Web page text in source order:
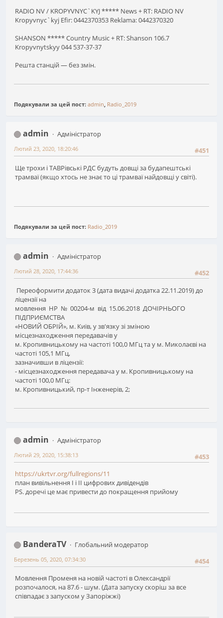
RADIO NV / KROPYVNYC`KYJ ***** News + RT: RADIO NV
Kropyvnyc`kyj Efir: 0442370353 Reklama: 0442370320
SHANSON ***** Country Music + RT: Shanson 106.7
Kropyvnytskyy 044 537-37-37
Решта станцій — без змін.
Подякували за цей пост: admin, Radio_2019
admin
Адміністратор
#451
Лютий 23, 2020, 18:20:46
Ще трохи і ТАВРівські РДС будуть довщі за будапештські
трамваї (якщо хтось не знає то ці трамваї найдовщі у світі).
Подякували за цей пост: Radio_2019
admin
Адміністратор
#452
Лютий 28, 2020, 17:44:36
Переоформити додаток 3 (дата видачі додатка 22.11.2019) до
ліцензії на
мовлення НР № 00204-м від 15.06.2018 ДОЧІРНЬОГО
ПІДПРИЄМСТВА
«НОВИЙ ОБРІЙ», м. Київ, у зв'язку зі зміною
місцезнаходження передавачів у
м. Кропивницькому на частоті 100,0 МГц та у м. Миколаєві на
частоті 105,1 МГц,
зазначивши в ліцензії:
- місцезнаходження передавача у м. Кропивницькому на
частоті 100,0 МГц:
м. Кропивницький, пр-т Інженерів, 2;
admin
Адміністратор
#453
Лютий 29, 2020, 15:38:13
https://ukrtvr.org/fullregions/11
план вивільнення І і ІІ цифрових дивідендів
PS. доречі це має привести до покращення прийому
BanderaTV
Глобальний модератор
#454
Березень 05, 2020, 07:34:30
Мовлення Променя на новій частоті в Олександрії
розпочалося, на 87.6 - шум. (Дата запуску скоріш за все
співпадає з запуском у Запоріжжі)